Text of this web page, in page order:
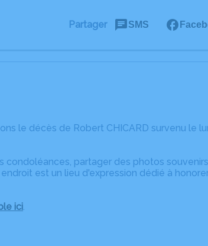
Partager SMS
le décès de Robert CHICARD survenu le
condoléances, partager des photos
est un lieu d'expression dédié à
ici.